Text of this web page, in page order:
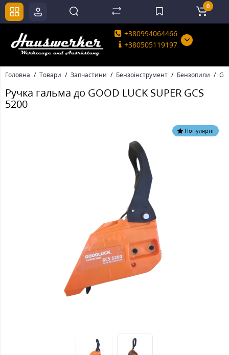
+380994064466
+380505119197
0
Головна Товари Запчастини Бензоінструмент Бензопили
Ручка гальма до GOOD LUCK SUPER GCS
5200
Популярні